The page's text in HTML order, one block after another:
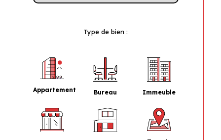
Type de bien :
Appartement Bureau Immeuble